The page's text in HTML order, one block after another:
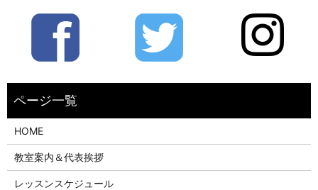
HOME
教室案内＆代表挨拶
レッスンスケジュール